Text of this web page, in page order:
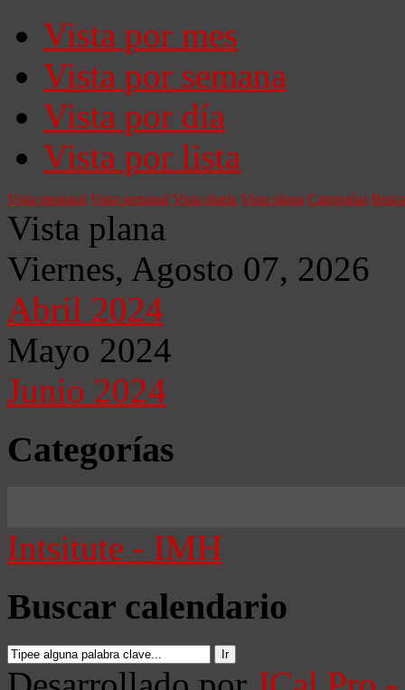
Vista por mes
Vista por semana
Vista por día
Vista por lista
Vista mensual Vista semanal Vista diaria Vista plana Categorías
Vista plana
Viernes, Agosto 07, 2026
Abril 2024
Mayo 2024
Junio 2024
Categorías
Intsitute - IMH
Buscar calendario